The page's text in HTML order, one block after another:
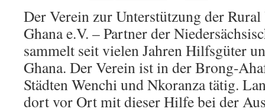
Der Verein zur Unterstützung der
Ghana e.V. – Partner der
sammelt seit vielen Jahren Hilfsgüter
Ghana. Der Verein ist in der Brong-
Städten Wenchi und Nkoranza tätig.
dort vor Ort mit dieser Hilfe bei der